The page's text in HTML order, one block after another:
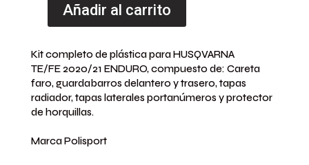
140,00 €.125,00 €.
FULL
HUSQVARNA
TE/FE
(20-
Añadir al carrito
Kit completo de plástica para HUSQVARNA
TE/FE 2020/21 ENDURO, compuesto de: Careta
faro, guardabarros delantero y trasero, tapas
radiador, tapas laterales portanúmeros y protector
de horquillas.
Marca Polisport